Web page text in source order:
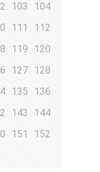
103
104
111
112
119
120
127 128
135
136
143
144
151
152